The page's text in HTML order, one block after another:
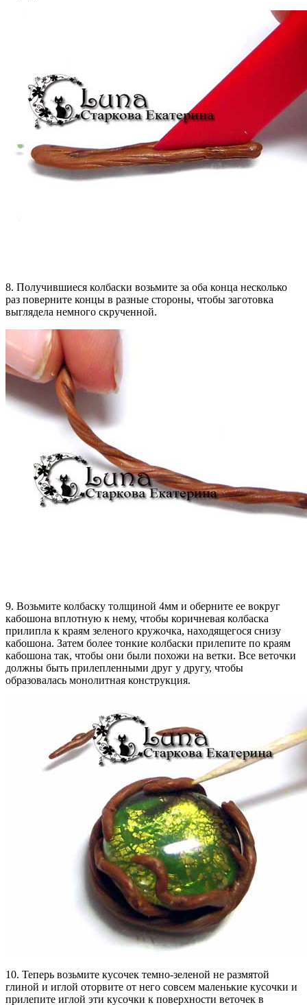
8. Получившиеся колбаски возьмите за оба конца несколько
раз поверните концы в разные стороны, чтобы заготовка
выглядела немного скрученной.
9. Возьмите колбаску толщиной 4мм и оберните ее вокруг
кабошона вплотную к нему, чтобы коричневая колбаска
прилипла к краям зеленого кружочка, находящегося снизу
кабошона. Затем более тонкие колбаски прилепите по краям
кабошона так, чтобы они были похожи на ветки. Все веточки
должны быть прилепленными друг у другу, чтобы
образовалась монолитная конструкция.
10. Теперь возьмите кусочек темно-зеленой не размятой
глиной и иглой оторвите от него совсем маленькие кусочки и
прилепите иглой эти кусочки к поверхности веточек в